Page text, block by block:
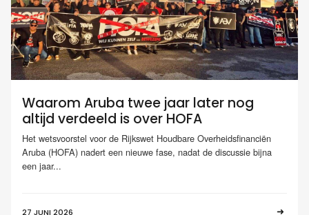
Waarom Aruba twee jaar later nog
altijd verdeeld is over HOFA
Het wetsvoorstel voor de Rijkswet Houdbare Overheidsfinanciën
Aruba (HOFA) nadert een nieuwe fase, nadat de discussie bijna
een jaar...
27 JUNI 2026